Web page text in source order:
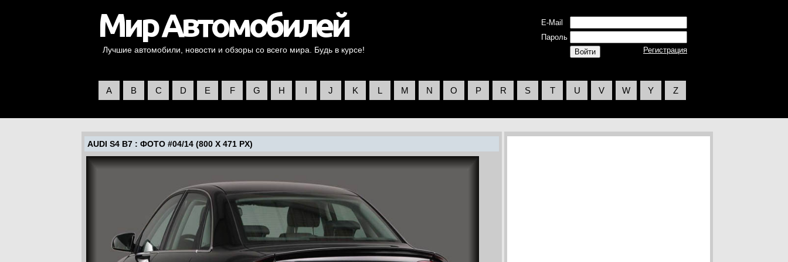
Лучшие автомобили, новости и обзоры со всего мира. Будь в курсе!
E-Mail
Пароль
Регистрация
A B C D E F G H I J K L M N O P R S T U V W Y Z
AUDI S4 B7: ФОТО #04/14 (800 X 471 PX)